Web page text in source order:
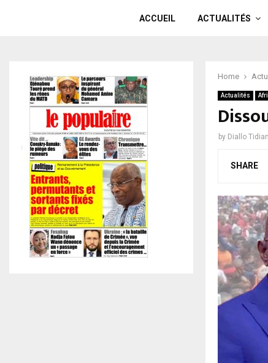
ACCUEIL ACTUALITÉS
Home
Actualités
by Diallo Tidian
SHARE